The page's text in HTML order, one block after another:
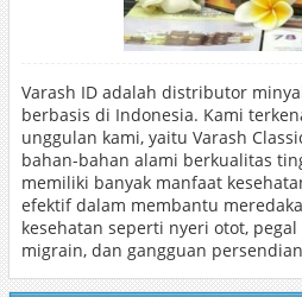
Varash ID adalah distributor
berbasis di Indonesia. Kami
unggulan kami, yaitu Varash
bahan-bahan alami berkualitas
memiliki banyak manfaat
efektif dalam membantu
kesehatan seperti nyeri otot,
migrain, dan gangguan